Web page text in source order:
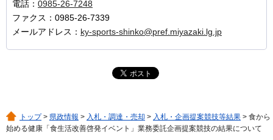
電話： 0985-26-7248
ファクス：0985-26-7339
メールアドレス： ky-sports-shinko@pref.miyazaki.lg.jp
トップ> 県政情報 > 入札・調達・売却 > 入札・企画提案競技等結果 > 食から
始める健康「食生活改善啓発イベント」業務委託企画提案競技の結果について